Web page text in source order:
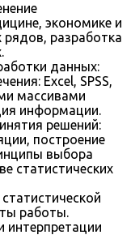
экономике и
разработка
данных:
Excel, SPSS,
массивами
информации.
решений:
построение
выбора
статистических
работы.
интерпретации